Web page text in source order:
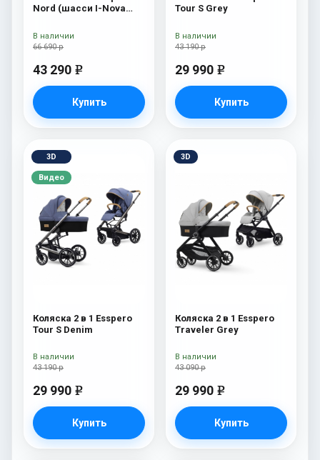
Nord (шасси I-Nova
66 690 р
43 290 e
Купить
В наличии
Tour S Grey
43 190 р
29 990 e
Купить
В наличии
3D
Видео
Коляска 2 в 1 Esspero
Tour S Denim
43 190 р
29 990 e
Купить
В наличии
3D
Коляска 2 в 1 Esspero
Traveler Grey
43 090 р
29 990 e
Купить
В наличии